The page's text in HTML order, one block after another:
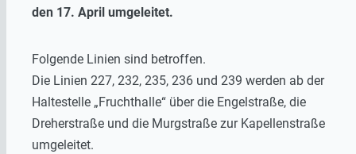
den 17. April umgeleitet.
Folgende Linien sind betroffen.
Die Linien 227, 232, 235, 236 und 239 werden ab der
Haltestelle „Fruchthalle“ über die Engelstraße, die
Dreherstraße und die Murgstraße zur Kapellenstraße
umgeleitet.